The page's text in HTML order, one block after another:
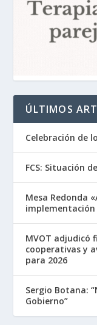
ÚLTIMOS
Celebración de
FCS: Situación
Mesa Redonda
implementación
MVOT adjudicó
cooperativas y
para 2026
Sergio Botana:
Gobierno”